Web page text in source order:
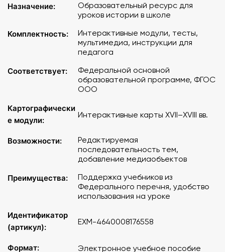
исторических событий; умения группировать
исторические явления и события по заданному признаку,
выявлять общность и различия сравниваемых
исторических событий и явлений.
учебного пособия является создание собственной
тематической последовательности курса с
в структуру самого пособия.
уроке с учётом особенностей и возможностей класса.
Этапы становления Российского государства
Древнерусское государство
Новгородская боярская республика. XII век
Верования восточных славян
Политическая раздробленность
Образование Русского централизованного
Назначение:
Образовательный ресурс для
уроков истории в школе
Комплектность:
Интерактивные модули, тесты,
мультимедиа, инструкции для
педагога
Соответствует:
Федеральной основной
образовательной программе, ФГОС
ООО
Картографически
е модули:
Интерактивные карты XVII–XVIII вв.
Возможности:
Редактируемая
последовательность тем,
добавление медиаобъектов
Преимущества:
Поддержка учебников из
Федерального перечня, удобство
использования на уроке
Идентификатор
(артикул):
EXM-4640008176558
Формат: Электронное учебное пособие